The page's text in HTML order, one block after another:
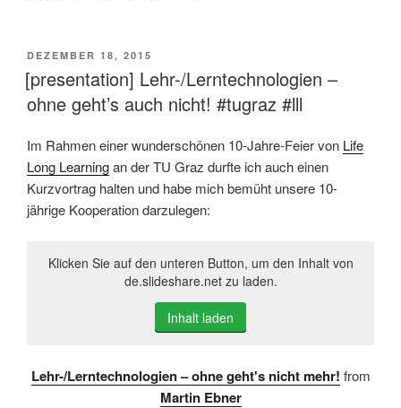
VERÖFFENTLICHT
AM
DEZEMBER 18, 2015
[presentation] Lehr-/Lerntechnologien –
ohne geht’s auch nicht! #tugraz #lll
Im Rahmen einer wunderschönen 10-Jahre-Feier von Life
Long Learningan der TU Graz durfte ich auch einen
Kurzvortrag halten und habe mich bemüht unsere 10-
jährige Kooperation darzulegen:
Klicken Sie auf den unteren Button, um den Inhalt von
de.slideshare.net zu laden.
Inhalt laden
Lehr-/Lerntechnologien – ohne geht's nicht mehr! from
Martin Ebner